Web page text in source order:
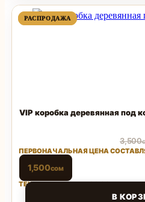
РАСПРОДАЖА ПРОДАВАЕМЫЙ
ТОВАР
РАСПРОДАЖА ПРОДАВАЕМЫЙ
ТОВАР
VIP коробка деревянная под
3,500
ПЕРВОНАЧАЛЬНАЯ ЦЕНА
1,500сом
ТЕКУЩАЯ ЦЕНА: 1,500 СОМ.
В